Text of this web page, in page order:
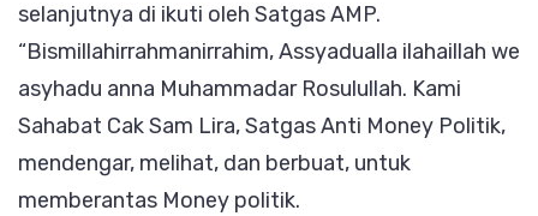
selanjutnya di ikuti oleh Satgas AMP.
“Bismillahirrahmanirrahim, Assyadualla ilahaillah we
asyhadu anna Muhammadar Rosulullah. Kami
Sahabat Cak Sam Lira, Satgas Anti Money Politik,
mendengar, melihat, dan berbuat, untuk
memberantas Money politik.